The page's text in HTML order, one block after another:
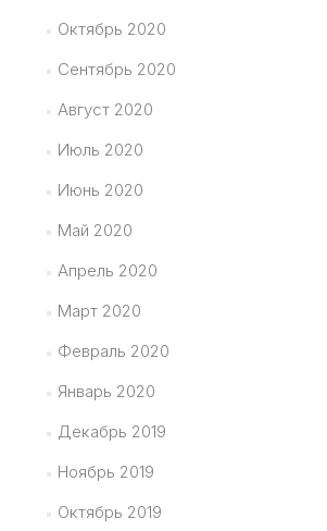
Октябрь 2020
Сентябрь 2020
Август 2020
Июль 2020
Июнь 2020
Май 2020
Апрель 2020
Март 2020
Февраль 2020
Январь 2020
Декабрь 2019
Ноябрь 2019
Октябрь 2019